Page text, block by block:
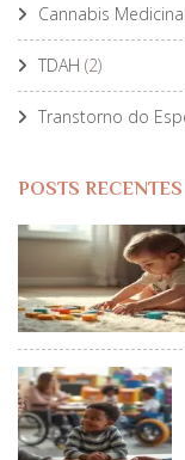
Cannabis Medicinal
TDAH (2)
Transtorno do
POSTS RECENTES